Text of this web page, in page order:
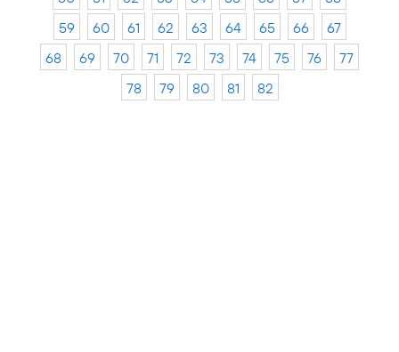
59
60 61 62 63 64 65 66
67
68
69 70 71 72 73 74 75 76
77
78
79 80 81 82